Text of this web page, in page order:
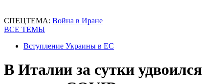
СПЕЦТЕМА: Война в Иране
ВСЕ ТЕМЫ
Вступление Украины в ЕС
В Италии за сутки удвоился